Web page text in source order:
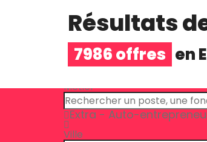
Résultats
7986 offres en
Métier
Extra - Auto-
Ville